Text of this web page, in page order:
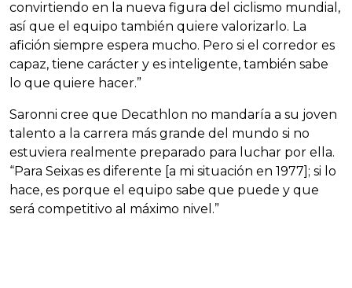
convirtiendo en la nueva figura del ciclismo mundial,
así que el equipo también quiere valorizarlo. La
afición siempre espera mucho. Pero si el corredor es
capaz, tiene carácter y es inteligente, también sabe
lo que quiere hacer.”
Saronni cree que Decathlon no mandaría a su joven
talento a la carrera más grande del mundo si no
estuviera realmente preparado para luchar por ella.
“Para Seixas es diferente [a mi situación en 1977]; si lo
hace, es porque el equipo sabe que puede y que
será competitivo al máximo nivel.”